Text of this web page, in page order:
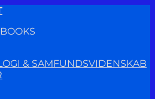
& SAMFUNDSVIDENSKAB